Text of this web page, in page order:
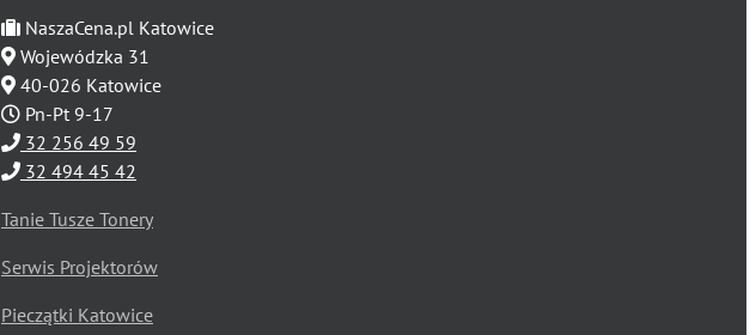
NaszaCena.pl Katowice
Wojewódzka 31
40-026 Katowice
Pn-Pt 9-17
32 256 49 59
32 494 45 42
Tanie Tusze Tonery
Serwis Projektorów
Pieczątki Katowice